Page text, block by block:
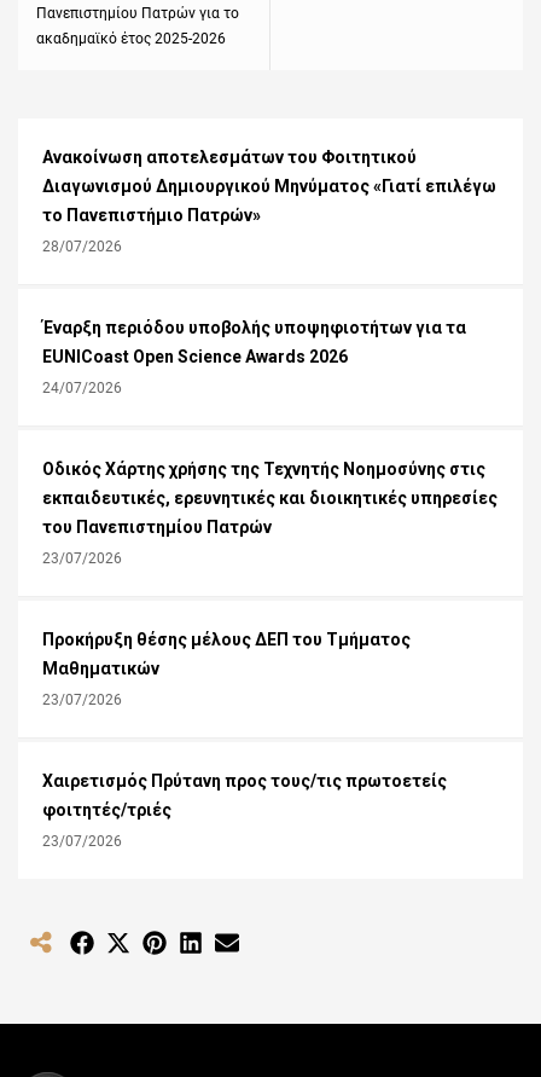
Πανεπιστημίου Πατρών για το
ακαδημαϊκό έτος 2025-2026
Ανακοίνωση αποτελεσμάτων του Φοιτητικού
Διαγωνισμού Δημιουργικού Μηνύματος «Γιατί επιλέγω
το Πανεπιστήμιο Πατρών»
28/07/2026
Έναρξη περιόδου υποβολής υποψηφιοτήτων για τα
EUNICoast Open Science Awards 2026
24/07/2026
Οδικός Χάρτης χρήσης της Τεχνητής Νοημοσύνης στις
εκπαιδευτικές, ερευνητικές και διοικητικές υπηρεσίες
του Πανεπιστημίου Πατρών
23/07/2026
Προκήρυξη θέσης μέλους ΔΕΠ του Τμήματος
Μαθηματικών
23/07/2026
Χαιρετισμός Πρύτανη προς τους/τις πρωτοετείς
φοιτητές/τριές
23/07/2026
Share Share
(Twitter)
Share Share